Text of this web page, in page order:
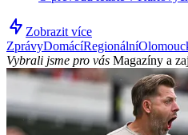
Zobrazit více
ZprávyDomácíRegionální
Vybrali jsme pro vás Magazíny a